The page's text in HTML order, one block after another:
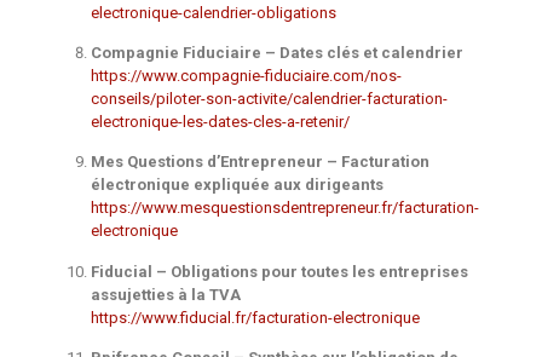
electronique-calendrier-obligations
Compagnie Fiduciaire – Dates clés et calendrier
https://www.compagnie-fiduciaire.com/nos-
conseils/piloter-son-activite/calendrier-facturation-
electronique-les-dates-cles-a-retenir/
Mes Questions d’Entrepreneur – Facturation
électronique expliquée aux dirigeants
https://www.mesquestionsdentrepreneur.fr/facturation-
electronique
Fiducial – Obligations pour toutes les entreprises
assujetties à la TVA
https://www.fiducial.fr/facturation-electronique